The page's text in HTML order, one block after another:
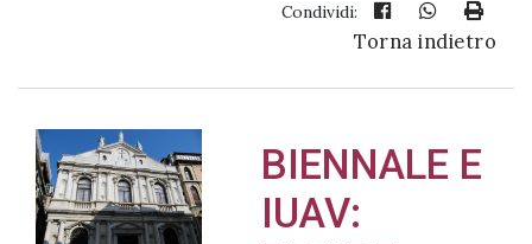
Condividi:
Torna indietro
BIENNALE E
IUAV: